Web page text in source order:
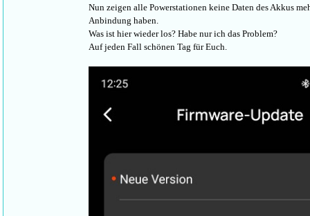
Nun zeigen alle Powerstationen keine Daten des Akkus
Anbindung haben.
Was ist hier wieder los? Habe nur ich das Problem?
Auf jeden Fall schönen Tag für Euch.